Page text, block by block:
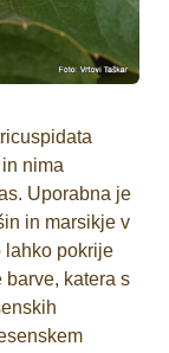
nima
Uporabna je
in marsikje v
lahko pokrije
katera s